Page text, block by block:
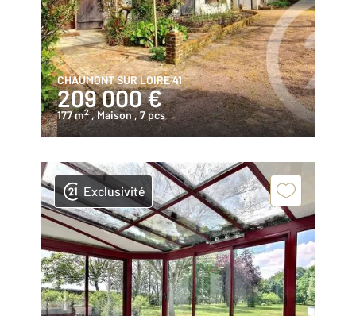
CHAUMONT SUR LOIRE 41
209 000 €
177 m2 , Maison, 7 pcs
Exclusivité